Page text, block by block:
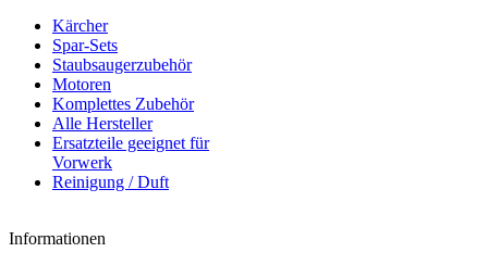
Kärcher
Spar-Sets
Staubsaugerzubehör
Motoren
Komplettes Zubehör
Alle Hersteller
Ersatzteile geeignet für
Vorwerk
Reinigung / Duft
Informationen